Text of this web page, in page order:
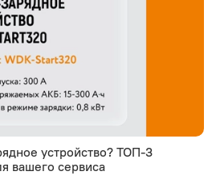
устройство? ТОП-3
вашего сервиса